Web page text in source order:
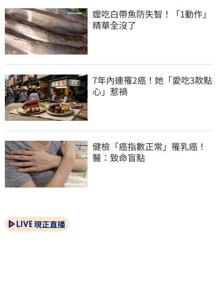
嬤吃白帶魚防失智！「1動作」
精華全沒了
7年內連罹2癌！她「愛吃3款點
心」惹禍
健檢「癌指數正常」罹乳癌！
醫：致命盲點
現正直播